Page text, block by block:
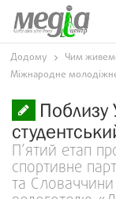
Додому Чим
Міжнародне
Поблизу
П’ятий етап
спортивне
та Словаччини